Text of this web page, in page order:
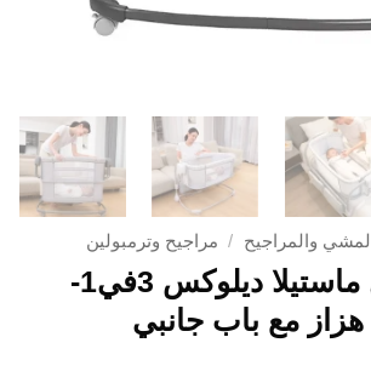
والمراجيح / مراجيح وترمبولين
سرير أطفال ماستيلا ديلوكس 3في1-
مع باب جانبي